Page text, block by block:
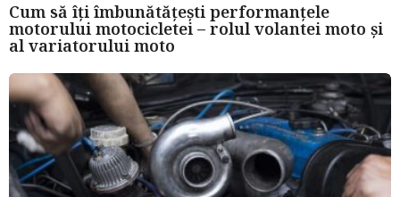
Cum să îți îmbunătățești performanțele
motorului motocicletei – rolul volantei moto și
al variatorului moto